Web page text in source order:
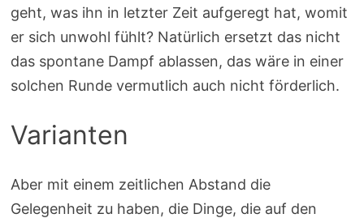
geht, was ihn in letzter Zeit aufgeregt hat, womit
er sich unwohl fühlt? Natürlich ersetzt das nicht
das spontane Dampf ablassen, das wäre in einer
solchen Runde vermutlich auch nicht förderlich.
Varianten
Aber mit einem zeitlichen Abstand die
Gelegenheit zu haben, die Dinge, die auf den